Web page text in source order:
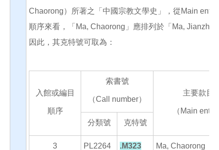
Chaorong）所著之「中國宗教文學史」，從Main entry
順序來看，「Ma, Chaorong」應排列於「Ma, Jianzhi
因此，其克特號可取為：
入館或編目
順序
索書號
（Call number）
主要款目
（Main entry
分類號
克特號
3 PL2264 .M323 Ma, Chaorong